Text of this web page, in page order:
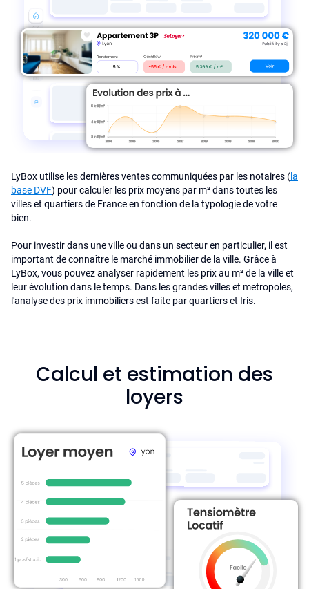
LyBox utilise les dernières ventes communiquées par les notaires (la
base DVF) pour calculer les prix moyens par m² dans toutes les
villes et quartiers de France en fonction de la typologie de votre
bien.
Pour investir dans une ville ou dans un secteur en particulier, il est
important de connaître le marché immobilier de la ville. Grâce à
LyBox, vous pouvez analyser rapidement les prix au m² de la ville et
leur évolution dans le temps. Dans les grandes villes et metropoles,
l'analyse des prix immobiliers est faite par quartiers et Iris.
Calcul et estimation des
loyers